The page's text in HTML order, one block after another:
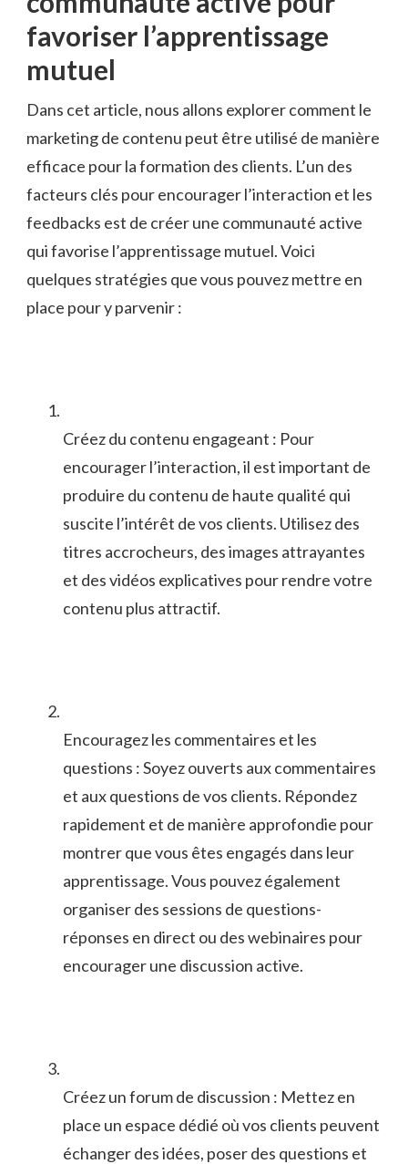
favoriser l’apprentissage
mutuel
Dans cet article, nous allons explorer comment le
marketing de contenu peut être ‍utilisé de manière
efficace pour la formation des clients. L’un ‌des
facteurs clés pour​ encourager ⁤l’interaction et les
⁣feedbacks est⁣ de créer une communauté active
qui ⁤favorise l’apprentissage mutuel. Voici
quelques‍ stratégies que⁢ vous⁤ pouvez mettre en
place pour⁤ y parvenir :
Créez du contenu engageant : Pour
encourager l’interaction,⁣ il​ est important de
produire du ⁢contenu de haute qualité qui
suscite l’intérêt de vos clients. Utilisez des
titres accrocheurs, des images attrayantes
et des ⁤vidéos ​explicatives pour rendre votre
⁣contenu plus ​attractif.
Encouragez les⁣ commentaires et les
questions : Soyez ouverts ⁣aux⁢ commentaires
et aux questions de vos clients. Répondez
rapidement et de ​manière approfondie pour
montrer que vous êtes engagés⁢ dans leur
‍apprentissage. Vous pouvez également
⁣organiser des ⁢sessions de questions-
réponses ⁢en direct ou‌ des webinaires pour
encourager une discussion active.
Créez un forum de discussion : Mettez en
place un espace dédié où vos‍ clients peuvent
échanger des idées, poser des questions et